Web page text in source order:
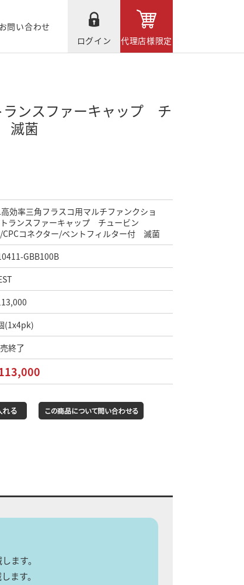
お問い合わせ
ログイン
代理店様限定
ランスファーキャップ チ
滅菌
効率三角フラスコ用マルチファンクショ
ランスファーキャップ チュービン
CPCコネクター/ベントフィルター付 滅菌
GBB100B
(1x4pk)
終了
ます。
ます。